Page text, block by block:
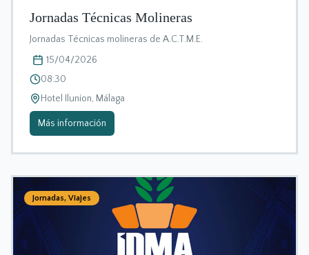
Jornadas Técnicas Molineras
Jornadas Técnicas molineras de A.C.T.M.E.
15/04/2026
08:30
Hotel Ilunion, Málaga
Más información
Jornadas, Viajes